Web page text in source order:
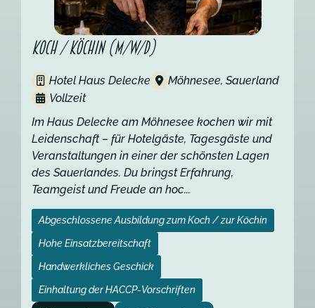
Koch / Köchin (m/w/d)
Hotel Haus Delecke
Möhnesee, Sauerland
Vollzeit
Im Haus Delecke am Möhnesee kochen wir mit
Leidenschaft – für Hotelgäste, Tagesgäste und
Veranstaltungen in einer der schönsten Lagen
des Sauerlandes. Du bringst Erfahrung,
Teamgeist und Freude an hoc...
Abgeschlossene Ausbildung zum Koch / zur Köchin
Hohe Einsatzbereitschaft
Handwerkliches Geschick
Einhaltung der HACCP-Vorschriften